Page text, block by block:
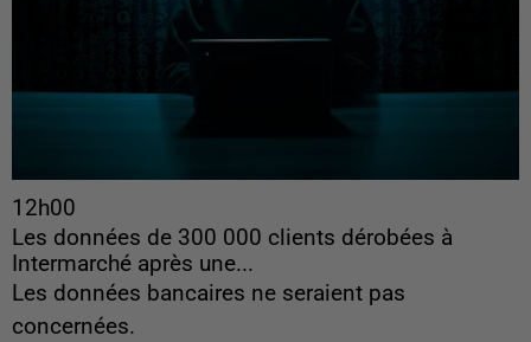
12h00
Les données de 300 000 clients dérobées à
Intermarché après une...
Les données bancaires ne seraient pas
concernées.